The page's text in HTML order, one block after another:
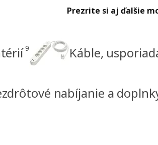
Prezrite si aj ďalšie
9 Káble,
nabíjanie a